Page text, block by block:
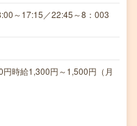
～17:15／22:45～8：003
時給1,300円～1,500円（月